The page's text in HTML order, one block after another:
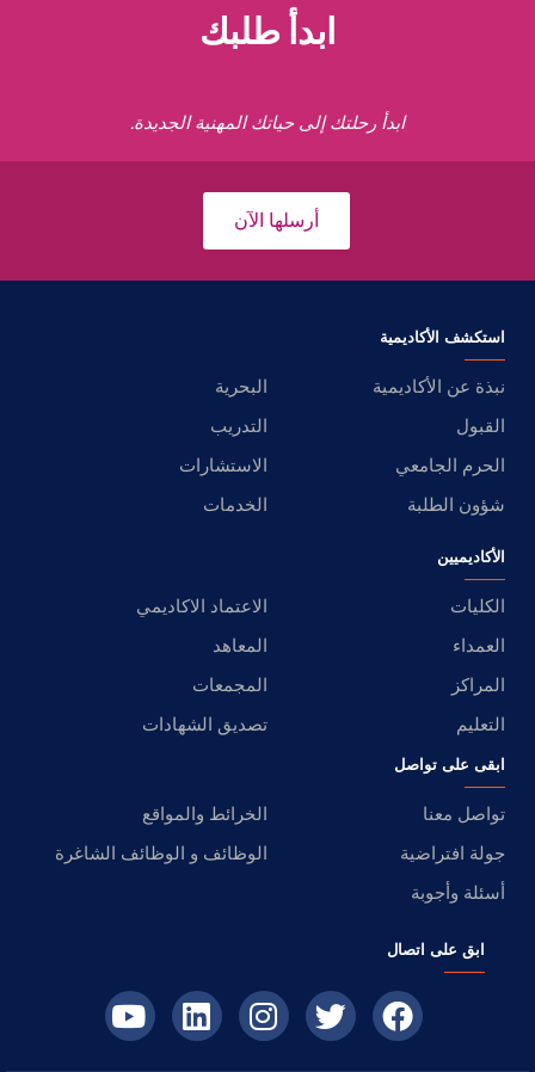
ابدأ طلبك
ابدأ رحلتك إلى حياتك المهنية الجديدة.
أرسلها الآن
استكشف الأكاديمية
نبذة عن الأكاديمية
البحرية
القبول
التدريب
الحرم الجامعي
الاستشارات
شؤون الطلبة
الخدمات
الأكاديميين
الكليات
الاعتماد الاكاديمي
العمداء
المعاهد
المراكز
المجمعات
التعليم
تصديق الشهادات
ابقى على تواصل
تواصل معنا
الخرائط والمواقع
جولة افتراضية
الوظائف و الوظائف الشاغرة
أسئلة وأجوبة
ابق على اتصال